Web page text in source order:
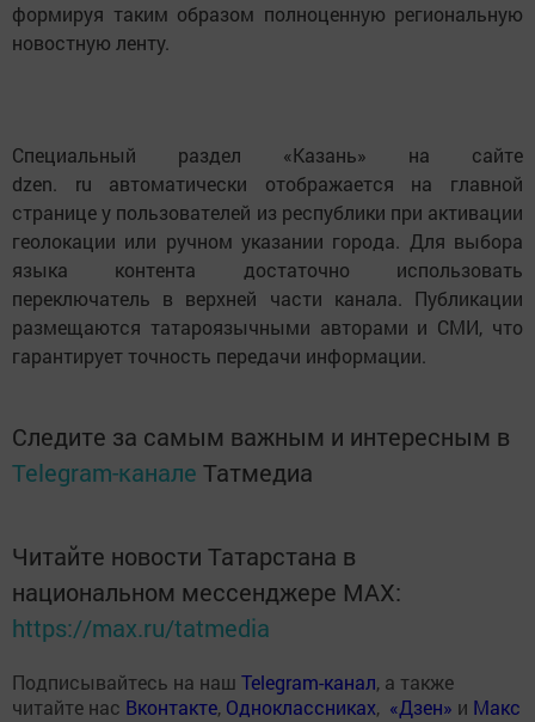
формируя таким образом полноценную региональную
новостную ленту.
Специальный раздел «Казань» на сайте
dzen. ru автоматически отображается на главной
странице у пользователей из республики при активации
геолокации или ручном указании города. Для выбора
языка контента достаточно использовать
переключатель в верхней части канала. Публикации
размещаются татароязычными авторами и СМИ, что
гарантирует точность передачи информации.
Следите за самым важным и интересным в
Telegram-канале Татмедиа
Читайте новости Татарстана в
национальном мессенджере MАХ:
https://max.ru/tatmedia
Подписывайтесь на наш Telegram-канал, а также
читайте нас Вконтакте, Одноклассниках, «Дзен» и Макс